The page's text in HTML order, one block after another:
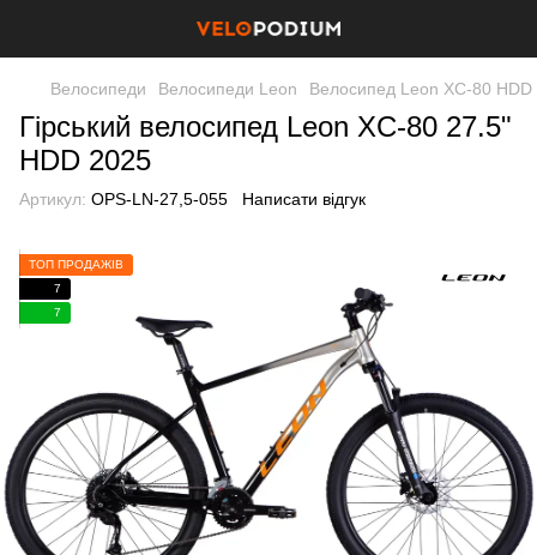
Велосипеди Велосипеди Leon Велосипед Leon XC-80
Гірський велосипед Leon XC-80 27.5"
HDD 2025
Артикул: OPS-LN-27,5-055 Написати відгук
ТОП ПРОДАЖІВ
7
7